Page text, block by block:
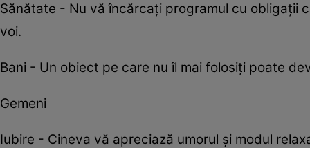
Sănătate - Nu vă încărcați programul cu obligații
voi.
Bani - Un obiect pe care nu îl mai folosiți poate
Gemeni
Iubire - Cineva vă apreciază umorul și modul